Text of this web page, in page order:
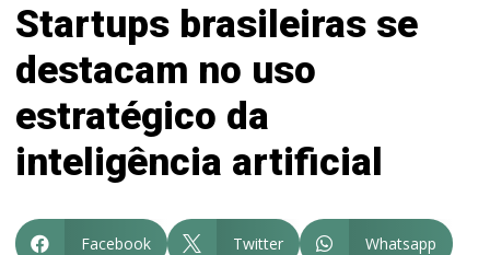
Startups brasileiras se
destacam no uso
estratégico da
inteligência artificial
 Facebook  Twitter  Whatsapp